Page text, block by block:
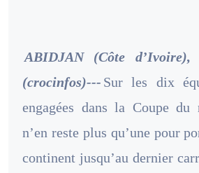
ABIDJAN (Côte
(crocinfos)--- Sur les dix
engagées dans la Coupe
n’en reste plus qu’une pour
continent jusqu’au dernier